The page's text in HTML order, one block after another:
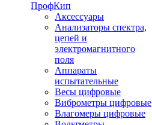
ПрофКип
Аксессуары
Анализаторы спектра,
цепей и
электромагнитного
поля
Аппараты
испытательные
Весы цифровые
Виброметры цифровые
Влагомеры цифровые